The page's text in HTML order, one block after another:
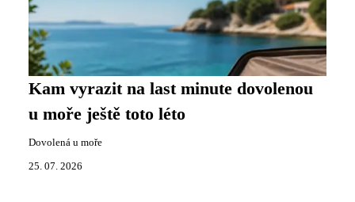
Kam vyrazit na last minute dovolenou
u moře ještě toto léto
Dovolená u moře
25. 07. 2026